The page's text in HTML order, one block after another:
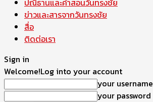
ปณิธานและคำสอนวันทรงชัย
ข่าวและสารจากวันทรงชัย
สื่อ
ติดต่อเรา
Sign in
Welcome!Log into your account
your username
your password